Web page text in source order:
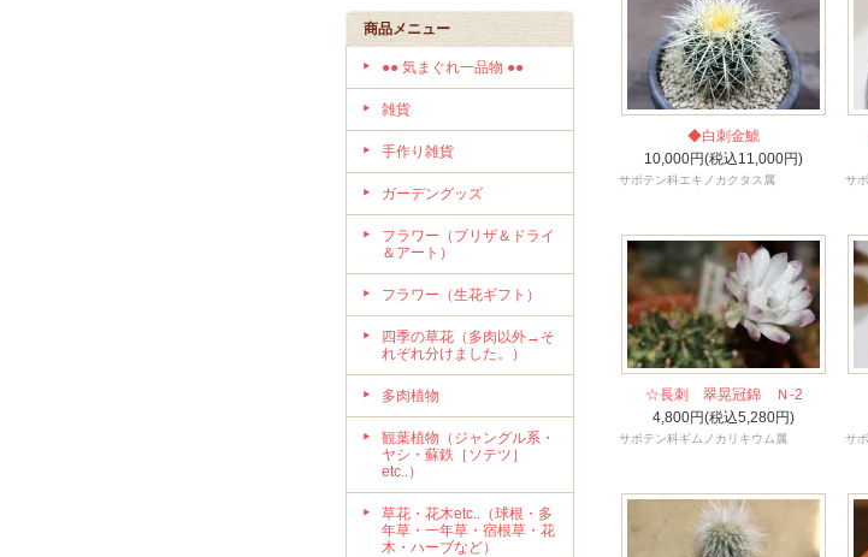
商品メニュー
●● 気まぐれ一品物 ●●
雑貨
手作り雑貨
ガーデングッズ
フラワー（プリザ＆ドライ
＆アート）
フラワー（生花ギフト）
四季の草花（多肉以外→そ
れぞれ分けました。）
多肉植物
観葉植物（ジャングル系・
ヤシ・蘇鉄［ソテツ］
etc..）
草花・花木etc..（球根・多
年草・一年草・宿根草・花
木・ハーブなど）
◆白刺金鯱
10,000円(税込11,000円)
サボテン科エキノカクタス属 サ
☆長刺 翠晃冠錦 Ｎ-2
4,800円(税込5,280円)
サボテン科ギムノカリキウム属 サ